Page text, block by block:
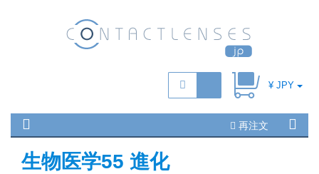
¥ JPY
再注文
生物医学55 進化